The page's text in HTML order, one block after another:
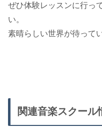
ぜひ体験レッスンに行っ
い。
素晴らしい世界が待って
関連音楽スクール